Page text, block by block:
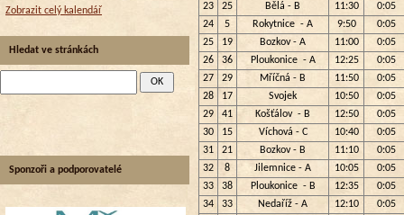
23
25 Bělá - B 11:30
0:05
24
5 Rokytnice - A 9:50
0:05
25
19 Bozkov - A 11:00
0:05
26
36 Ploukonice - A 12:25
0:05
27
29 Mříčná - B 11:50
0:05
28
17 Svojek 10:50
0:05
29
41 Košťálov - B 12:50
0:05
30
15 Víchová - C 10:40
0:05
31
21 Bozkov - B 11:10
0:05
32
8 Jilemnice - A 10:05
0:05
33
38 Ploukonice - B 12:35
0:05
34
33 Nedaříž - A 12:10
0:05
Zobrazit celý kalendář
Hledat ve stránkách
Sponzoři a podporovatelé